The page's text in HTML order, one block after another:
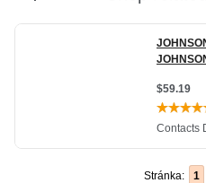
Stránka: 1